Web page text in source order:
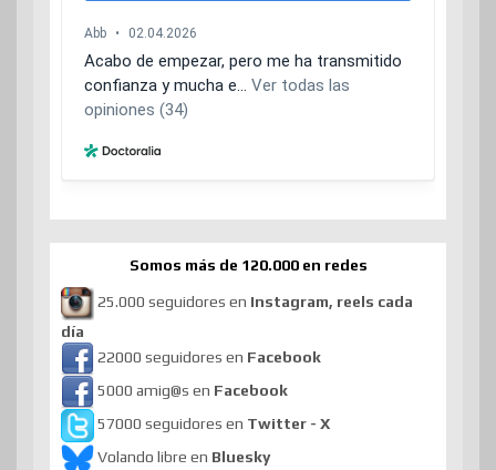
Somos más de 120.000 en redes
25.000 seguidores en Instagram, reels cada
día
22000 seguidores en Facebook
5000 amig@s en Facebook
57000 seguidores en Twitter - X
Volando libre en Bluesky